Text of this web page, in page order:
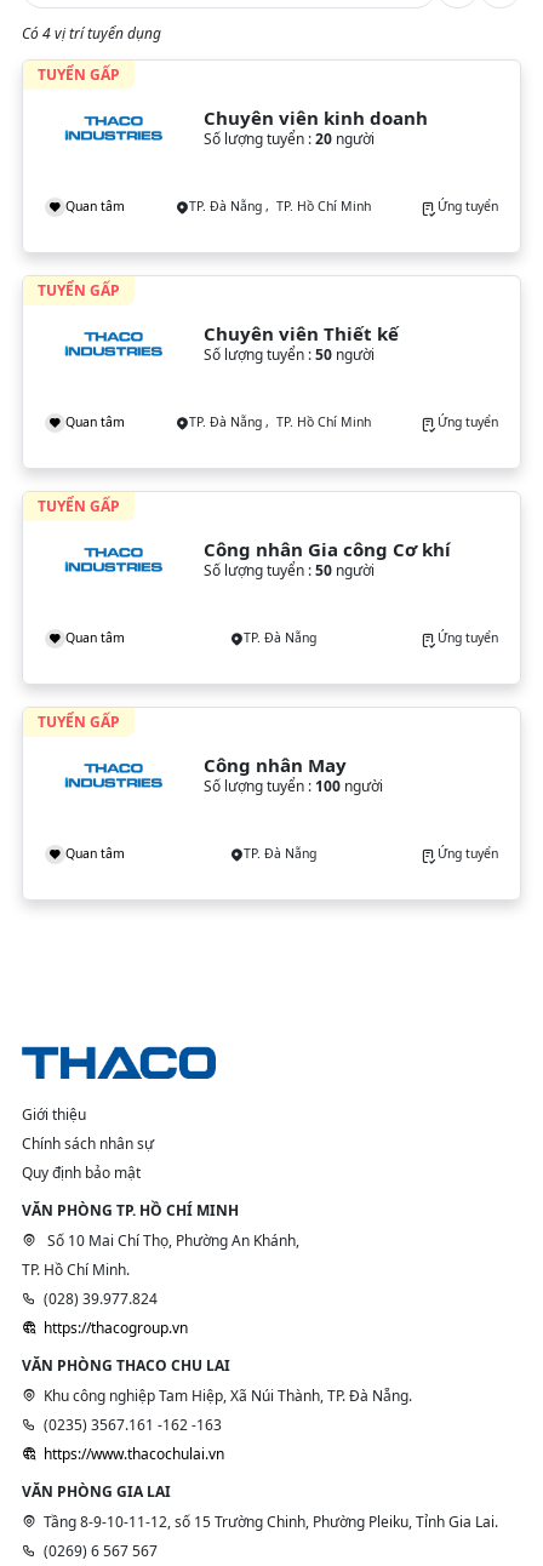
Có 4 vị trí tuyển dụng
Chuyên viên kinh doanh
Số lượng tuyển :20người
Quan tâm TP. Đà Nẵng , TP. Hồ Chí Minh Ứng tuyển
TUYỂN GẤP
Chuyên viên Thiết kế
Số lượng tuyển :50người
Quan tâm TP. Đà Nẵng , TP. Hồ Chí Minh Ứng tuyển
TUYỂN GẤP
Công nhân Gia công Cơ khí
Số lượng tuyển :50người
Quan tâm TP. Đà Nẵng Ứng tuyển
TUYỂN GẤP
Công nhân May
Số lượng tuyển : 100người
Quan tâm TP. Đà Nẵng Ứng tuyển
TUYỂN GẤP
Giới thiệu
Chính sách nhân sự
Quy định bảo mật
VĂN PHÒNG TP. HỒ CHÍ MINH
Số 10 Mai Chí Thọ, Phường An Khánh,
TP. Hồ Chí Minh.
(028) 39.977.824
https://thacogroup.vn
VĂN PHÒNG THACO CHU LAI
Khu công nghiệp Tam Hiệp, Xã Núi Thành, TP. Đà Nẵng.
(0235) 3567.161 -162 -163
https://www.thacochulai.vn
VĂN PHÒNG GIA LAI
Tầng 8-9-10-11-12, số 15 Trường Chinh, Phường Pleiku, Tỉnh Gia Lai.
(0269) 6 567 567